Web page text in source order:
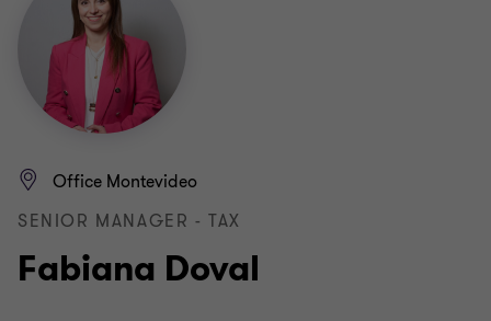
Fabiana Doval
Office Montevideo
SENIOR MANAGER - TAX